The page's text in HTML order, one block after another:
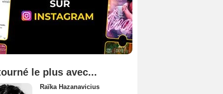
le plus avec...
Raïka Hazanavicius